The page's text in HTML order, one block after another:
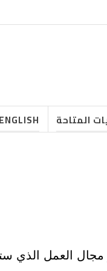
المتاحة ENGLISH
العمل الذي